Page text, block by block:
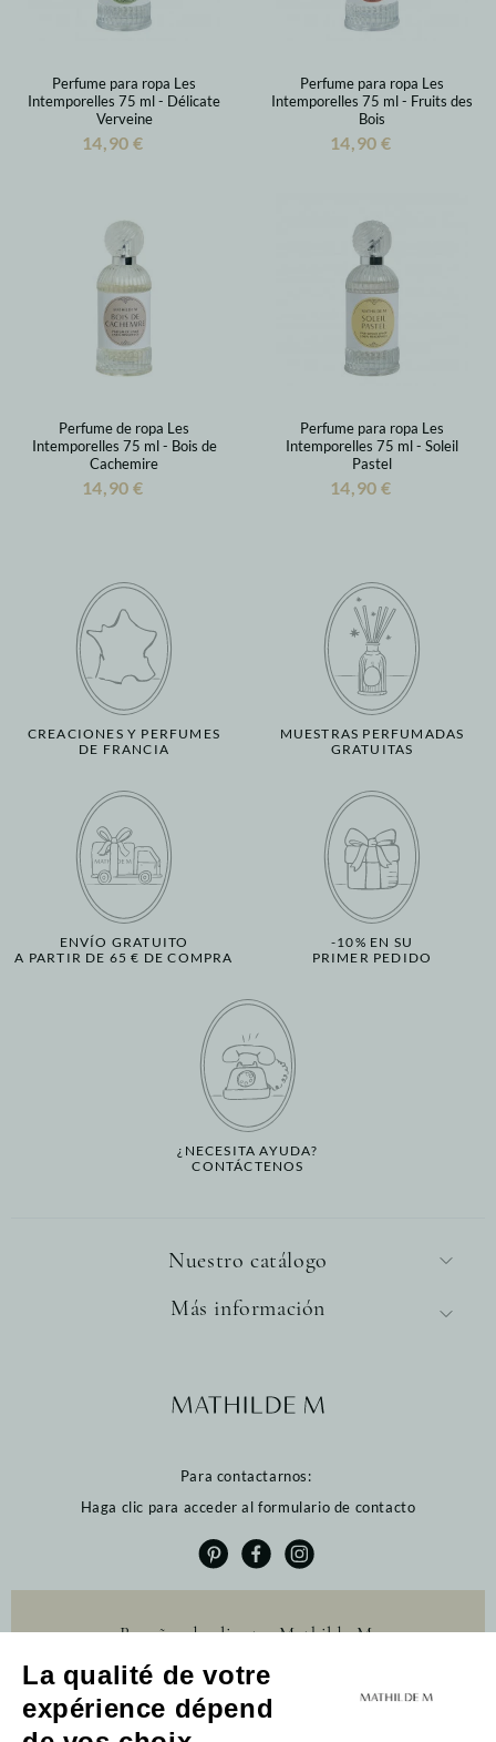
La qualité de votre
expérience dépend
Perfume para ropa Les
Intemporelles 75 ml - Délicate
Verveine
14,90 €
Perfume para ropa Les
Intemporelles 75 ml - Fruits des
Bois
14,90 €
Perfume de ropa Les
Intemporelles 75 ml - Bois de
Cachemire
14,90 €
Perfume para ropa Les
Intemporelles 75 ml - Soleil
Pastel
14,90 €
CREACIONES Y PERFUMES
DE FRANCIA
MUESTRAS PERFUMADAS
GRATUITAS
ENVÍO GRATUITO
A PARTIR DE 65 € DE COMPRA
-10% EN SU
PRIMER PEDIDO
¿NECESITA AYUDA?
CONTÁCTENOS
Nuestro catálogo
Para contactarnos:
Haga clic para acceder al formulario de contacto
Más información
Reseñas de clientes Mathilde M.
384 reseñas